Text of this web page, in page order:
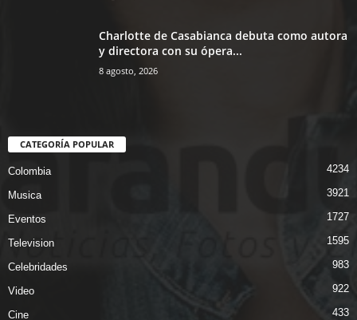
Charlotte de Casabianca debuta como autora
y directora con su ópera...
8 agosto, 2026
CATEGORÍA POPULAR
Colombia 4234
Musica 3921
Eventos 1727
Television 1595
Celebridades 983
Video 922
Cine 433